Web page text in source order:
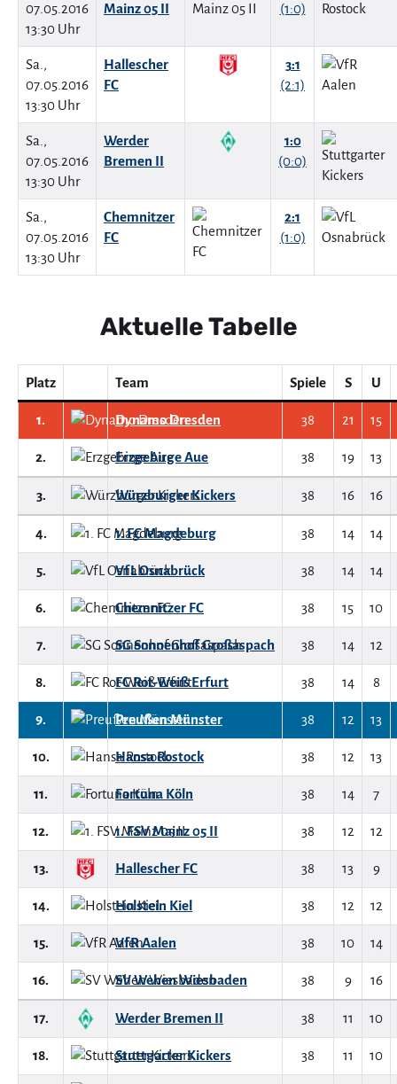
07.05.2016
13:30 Uhr
Mainz 05 II
(1:0)
Sa.,
07.05.2016
13:30 Uhr
Hallescher
FC
3:1
(2:1)
Sa.,
07.05.2016
13:30 Uhr
Werder
Bremen II
1:0
(0:0)
Sa.,
07.05.2016
13:30 Uhr
Chemnitzer
FC
2:1
(1:0)
Aktuelle Tabelle
Platz Team Spiele S U
1. Dynamo Dresden 38 21 15
2. Erzgebirge Aue 38 19 13
3. Würzburger Kickers 38 16 16
4. 1. FC Magdeburg 38 14 14
5. VfL Osnabrück 38 14 14
6. Chemnitzer FC 38 15 10
7. SG Sonnenhof Großaspach 38 14 12
8. FC Rot-Weiß Erfurt 38 14 8
9. Preußen Münster 38 12 13
10. Hansa Rostock 38 12 13
11. Fortuna Köln 38 14 7
12. 1. FSV Mainz 05 II 38 12 12
13. Hallescher FC 38 13 9
14. Holstein Kiel 38 12 12
15. VfR Aalen 38 10 14
16. SV Wehen Wiesbaden 38 9 16
17. Werder Bremen II 38 11 10
18. Stuttgarter Kickers 38 11 10